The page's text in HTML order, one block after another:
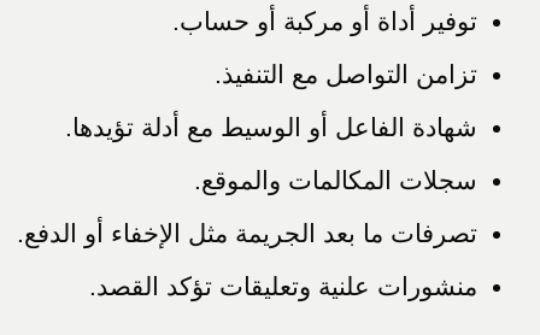
توفير أداة أو مركبة أو حساب.
تزامن التواصل مع التنفيذ.
شهادة الفاعل أو الوسيط مع أدلة تؤيدها.
سجلات المكالمات والموقع.
تصرفات ما بعد الجريمة مثل الإخفاء أو الدفع.
منشورات علنية وتعليقات تؤكد القصد.